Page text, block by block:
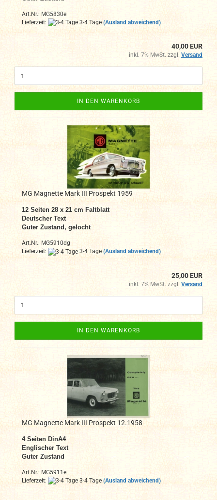
Art.Nr.: MG5830e
Lieferzeit:
3-4 Tage (Ausland abweichend)
40,00 EUR
inkl. 7% MwSt. zzgl. Versand
IN DEN WARENKORB
MG Magnette Mark III Prospekt 1959
12 Seiten 28 x 21 cm Faltblatt
Deutscher Text
Guter Zustand, gelocht
Art.Nr.: MG5910dg
Lieferzeit:
3-4 Tage (Ausland abweichend)
25,00 EUR
inkl. 7% MwSt. zzgl. Versand
IN DEN WARENKORB
MG Magnette Mark III Prospekt 12.1958
4 Seiten DinA4
Englischer Text
Guter Zustand
Art.Nr.: MG5911e
Lieferzeit:
3-4 Tage (Ausland abweichend)